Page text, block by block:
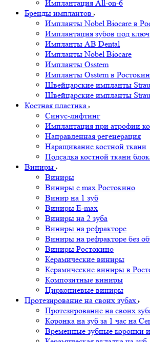
Имплантация All-on-6
Бренды имплантов
Импланты Nobel Biocare в
Имплантация зубов под ключ
Импланты AB Dental
Импланты Nobel Biocare
Импланты Osstem
Импланты Osstem в
Швейцарские импланты
Швейцарские импланты
Костная пластика
Cинус-лифтинг
Имплантация при атрофии
Направленная регенерация
Наращивание костной ткани
Подсадка костной ткани
Виниры
Виниры
Виниры e.max Ростокино
Винир на 1 зуб
Виниры E-max
Виниры на 2 зуба
Виниры на рефракторе
Виниры на рефракторе без
Виниры Ростокино
Керамические виниры
Керамические виниры в
Композитные виниры
Циркониевые виниры
Протезирование на своих зубах
Протезирование на своих
Коронка на зуб за 1 час на
Временные зубные коронки